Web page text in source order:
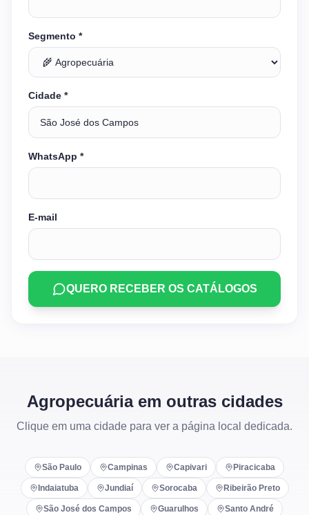
Segmento *
Cidade *
WhatsApp *
E-mail
QUERO RECEBER OS CATÁLOGOS
Agropecuária em outras cidades
Clique em uma cidade para ver a página local dedicada.
São Paulo Campinas Capivari Piracicaba
Indaiatuba Jundiaí Sorocaba Ribeirão Preto
São José dos Campos Guarulhos Santo André